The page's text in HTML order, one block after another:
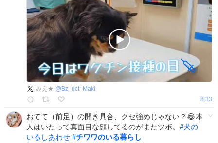
みえ★ @ Bz_dct_Maki
8:33
おてて（前足）の開き具合、クセ強めじゃない？😂本
人はいたって真面目な顔してるのがまたツボ。 #犬の
いるしあわせ #チワワのいる暮らし